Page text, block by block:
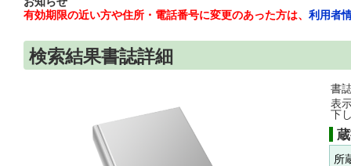
有効期限の近い方や住所・電話番号に変更のあった方は、 利用者
検索結果書誌詳細
書
表
下
所